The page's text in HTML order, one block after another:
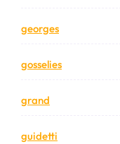
georges
gosselies
grand
guidetti